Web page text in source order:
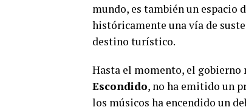
mundo, es también un espacio
históricamente una vía de
destino turístico.
Hasta el momento, el gobierno
Escondido, no ha emitido un
los músicos ha encendido un